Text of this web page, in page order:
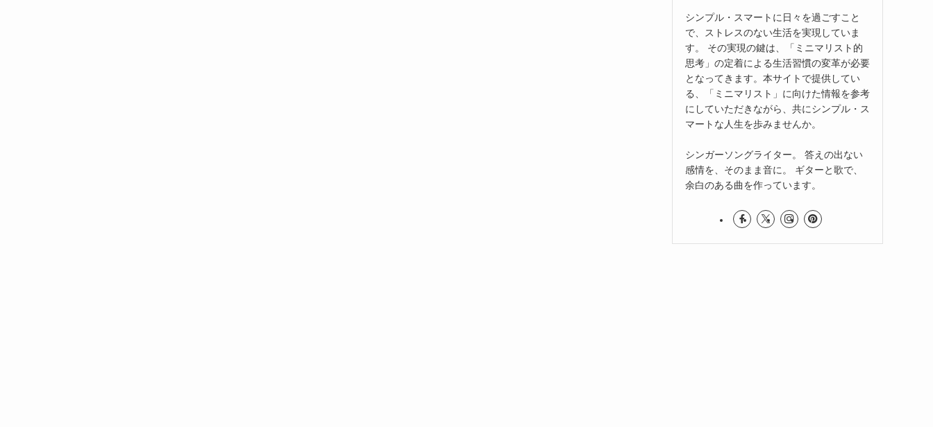
シンプル・スマートに日々を過ごすこと
で、ストレスのない生活を実現していま
す。 その実現の鍵は、「ミニマリスト的
思考」の定着による生活習慣の変革が必要
となってきます。本サイトで提供してい
る、「ミニマリスト」に向けた情報を参考
にしていただきながら、共にシンプル・ス
マートな人生を歩みませんか。
シンガーソングライター。 答えの出ない
感情を、そのまま音に。 ギターと歌で、
余白のある曲を作っています。